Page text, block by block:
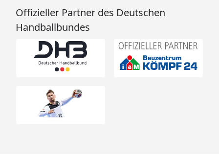
Karibu Gartensauna Saunahaus Caapi 4
Montageanleitung
Karibu Montageanleitung 9 kw Ofen mit
integr. Steuerung
Karibu Montageanleitung 9 kw Ofen
Kombiofen
Karibu Steuergerät Easy Montageanleitung
Karibu Steuergerät Schutzkasten
Offizieller Partner des Deutschen
Handballbundes